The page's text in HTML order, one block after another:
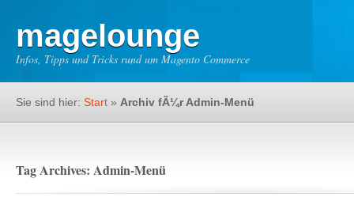
magelounge
Infos, Tipps und Tricks rund um Magento Commerce
Sie sind hier: Start » Archiv fÃ¼r Admin-Menü
Tag Archives: Admin-Menü